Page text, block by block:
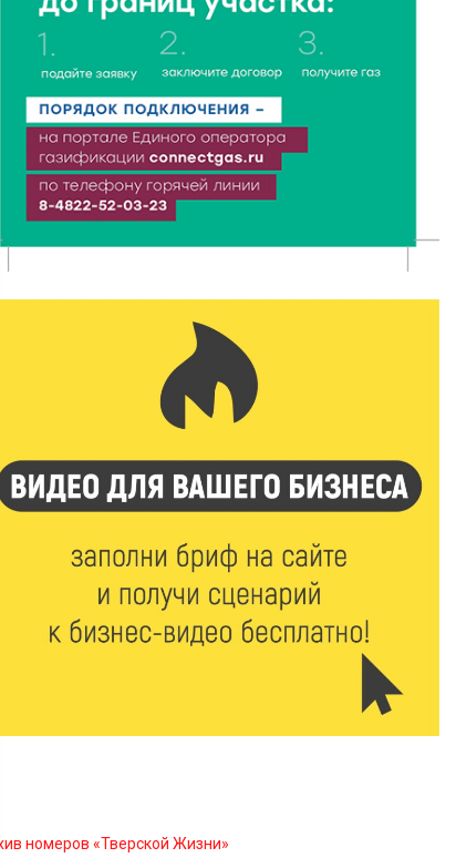
Объем выдачи ипотеки в России вырос на 38%
6 Авг 2026 16:01 114
Калининские футболисты представят Тверскую
область на всероссийском марафоне «Земля
спорта»
От Твери до Москвы: выставка художника
Владимира Васильева о героях СВО проходит в РГБ
В Твери создали соединения для кормовых
добавок, повышающие продуктивность
Мультфильм своими руками: в Твери дети сняли
ленту по мотивам басни «Карась»
спортивной столицей России
высокие зарплаты и как изменились доходы
номеров «Тверской Жизни»